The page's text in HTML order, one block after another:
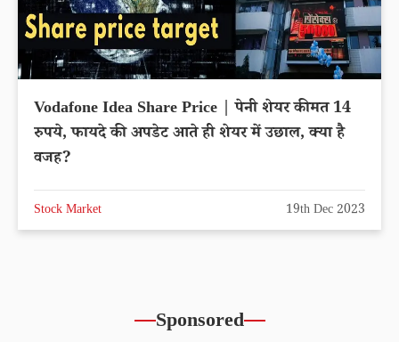
Vodafone Idea Share Price | पेनी शेयर कीमत 14
रुपये, फायदे की अपडेट आते ही शेयर में उछाल, क्या है
वजह?
Stock Market 19th Dec 2023
Sponsored